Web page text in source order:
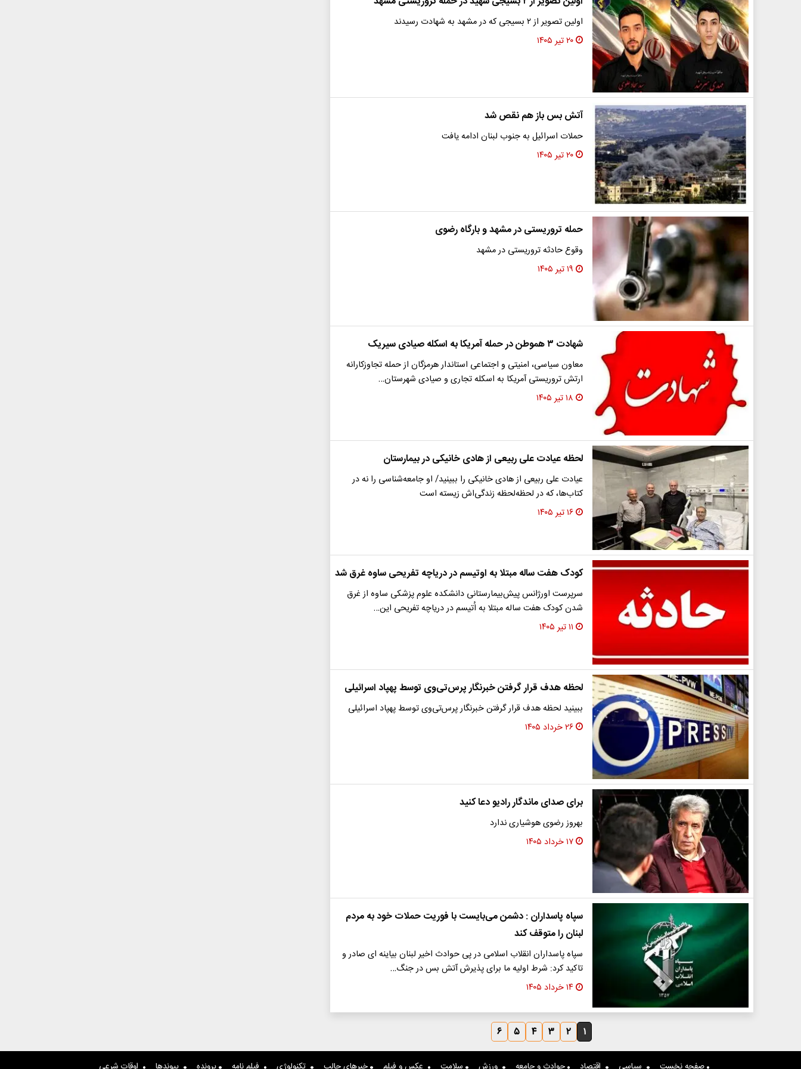
اولین تصویر از ۲ بسیجی که در مشهد به شهادت رسیدند
۲۰ تیر ۱۴۰۵
آتش بس باز هم نقص شد
حملات اسرائیل به جنوب لبنان ادامه یافت
۲۰ تیر ۱۴۰۵
حمله تروریستی در مشهد و بارگاه رضوی
وقوع حادثه تروریستی در مشهد
۱۹ تیر ۱۴۰۵
شهادت ۳ هموطن در حمله آمریکا به اسکله صیادی سیریک
معاون سیاسی، امنیتی و اجتماعی استاندار هرمزگان از حمله تجاوزکارانه
ارتش تروریستی آمریکا به اسکله تجاری و صیادی شهرستان…
۱۸ تیر ۱۴۰۵
لحظه عیادت علی ربیعی از هادی خانیکی در بیمارستان
عیادت علی ربیعی از هادی خانیکی را ببینید/ او جامعه‌شناسی را نه در
کتاب‌ها، که در لحظه‌لحظه‌ زندگی‌اش زیسته است
۱۶ تیر ۱۴۰۵
کودک هفت ساله مبتلا به اوتیسم در دریاچه تفریحی ساوه غرق شد
سرپرست اورژانس پیش‌بیمارستانی دانشکده علوم پزشکی ساوه از غرق
شدن کودک هفت ساله مبتلا به اُتیسم در دریاچه تفریحی این…
۱۱ تیر ۱۴۰۵
لحظه هدف قرار گرفتن خبرنگار پرس‌تی‌وی توسط پهپاد اسرائیلی
ببینید لحظه هدف قرار گرفتن خبرنگار پرس‌تی‌وی توسط پهپاد اسرائیلی
۲۶ خرداد ۱۴۰۵
برای صدای ماندگار رادیو دعا کنید
بهروز رضوی هوشیاری ندارد
۱۷ خرداد ۱۴۰۵
سپاه پاسداران : دشمن می‌بایست با فوریت حملات خود به مردم
لبنان را متوقف کند
سپاه پاسداران انقلاب اسلامی در پی حوادث اخیر لبنان بیاینه ای صادر و
تاکید کرد: شرط اولیه ما برای پذیرش آتش بس در جنگ…
۱۴ خرداد ۱۴۰۵
۱ ۲ ۳ ۴ ۵ ۶